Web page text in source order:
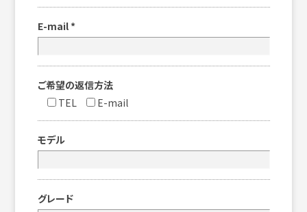
E-mail *
ご希望の返信方法
TEL
E-mail
モデル
グレード